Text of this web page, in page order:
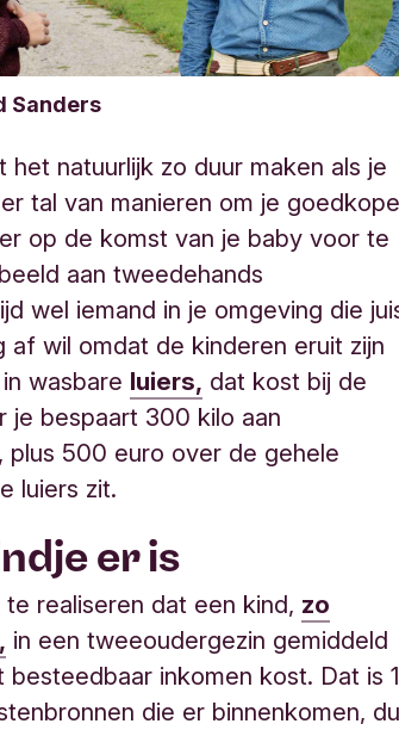
Sanders
het natuurlijk zo duur maken als je
tal van manieren om je
op de komst van je baby voor te
aan tweedehands
wel iemand in je omgeving die
af wil omdat de kinderen eruit zijn
wasbare luiers, dat kost bij de
je bespaart 300 kilo aan
plus 500 euro over de gehele
luiers zit.
er is
realiseren dat een kind, zo
in een tweeoudergezin gemiddeld
besteedbaar inkomen kost. Dat is
die er binnenkomen,